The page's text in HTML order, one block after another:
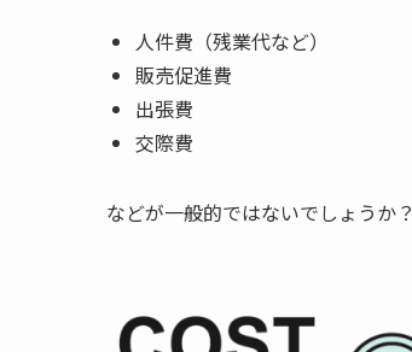
人件費（残業代など）
販売促進費
出張費
交際費
などが一般的ではないでしょうか？